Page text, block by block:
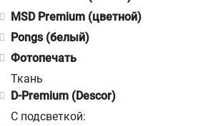
MSD Premium (цветной)
Pongs (белый)
Фотопечать
Ткань
D-Premium (Descor)
С подсветкой: